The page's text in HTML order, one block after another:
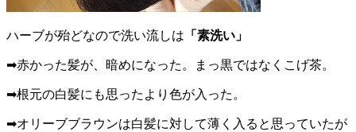
ハーブが殆どなので洗い流しは 「素洗い」
➡赤かった髪が、暗めになった。まっ黒ではなくこげ茶。
➡根元の白髪にも思ったより色が入った。
➡オリーブブラウンは白髪に対して薄く入ると思っていたが